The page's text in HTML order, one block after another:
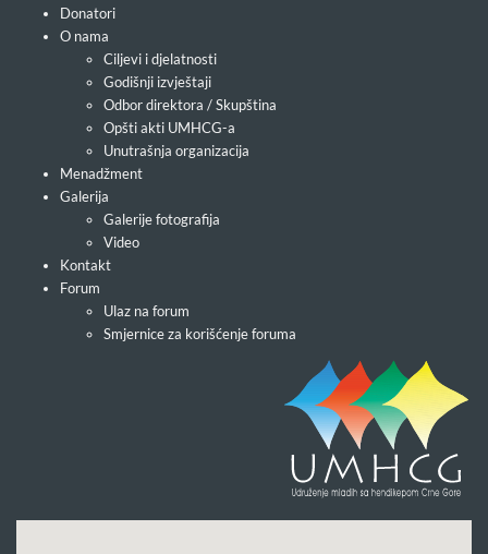
Donatori
O nama
Ciljevi i djelatnosti
Godišnji izvještaji
Odbor direktora / Skupština
Opšti akti UMHCG-a
Unutrašnja organizacija
Menadžment
Galerija
Galerije fotografija
Video
Kontakt
Forum
Ulaz na forum
Smjernice za korišćenje foruma